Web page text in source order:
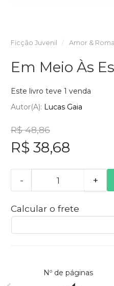
Ficção Juvenil Amor &
Em Meio Às
Este livro teve 1 venda
Autor(a): Lucas Gaia
R$ 48,86
R$ 38,68
- +
Calcular o frete
Nº de páginas